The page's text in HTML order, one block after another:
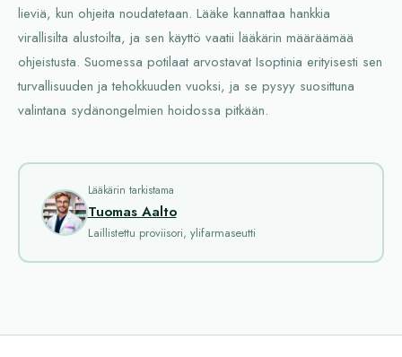
lieviä, kun ohjeita noudatetaan. Lääke kannattaa hankkia
virallisilta alustoilta, ja sen käyttö vaatii lääkärin määräämää
ohjeistusta. Suomessa potilaat arvostavat Isoptinia erityisesti sen
turvallisuuden ja tehokkuuden vuoksi, ja se pysyy suosittuna
valintana sydänongelmien hoidossa pitkään.
Lääkärin tarkistama
Tuomas Aalto
Laillistettu proviisori, ylifarmaseutti